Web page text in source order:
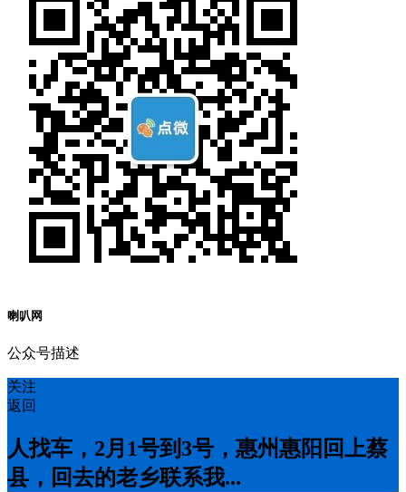
喇叭网
公众号描述
关注
返回
人找车，2月1号到3号，惠州惠阳回上蔡
县，回去的老乡联系我...